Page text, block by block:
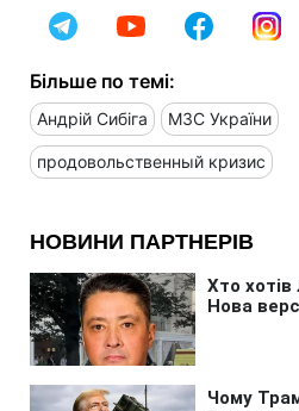
Більше по темі:
Андрій Сибіга МЗС України
продовольственный кризис